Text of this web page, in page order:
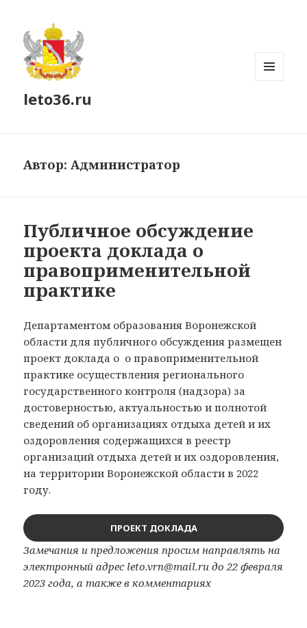
leto36.ru
Автор:Администратор
Публичное обсуждение
проекта доклада о
правоприменительной
практике
Департаментом образования Воронежской
области для публичного обсуждения размещен
проект доклада о о правоприменительной
практике осуществления регионального
государственного контроля (надзора) за
достоверностью, актуальностью и полнотой
сведений об организациях отдыха детей и их
оздоровления содержащихся в реестр
организаций отдыха детей и их оздоровления,
на территории Воронежской области в 2022
году.
ПРОЕКТ ДОКЛАДА
Замечания и предложения просим направлять на
электронный адрес leto.vrn@mail.ru до 22 февраля
2023 года, а также в комментариях